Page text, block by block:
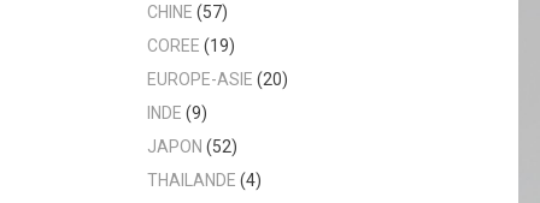
CHINE (57)
COREE (19)
EUROPE-ASIE (20)
INDE (9)
JAPON (52)
THAILANDE (4)